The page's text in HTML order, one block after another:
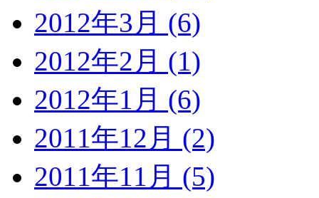
2012年3月 (6)
2012年2月 (1)
2012年1月 (6)
2011年12月 (2)
2011年11月 (5)